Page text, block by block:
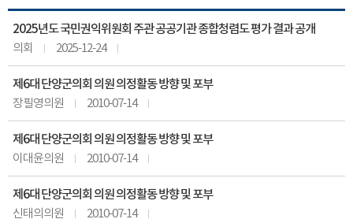
2025년도 국민권익위원회 주관 공공기관 종합청렴도 평가 결과 공개
의회 2025-12-24
제6대 단양군의회 의원 의정활동 방향 및 포부
장필영의원 2010-07-14
제6대 단양군의회 의원 의정활동 방향 및 포부
이대윤의원 2010-07-14
제6대 단양군의회 의원 의정활동 방향 및 포부
신태의의원 2010-07-14